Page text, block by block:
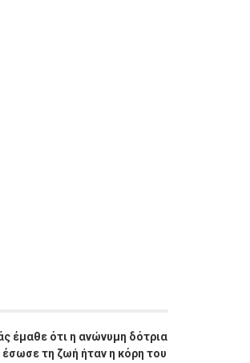
έμαθε ότι η ανώνυμη δότρια
τη ζωή ήταν η κόρη του